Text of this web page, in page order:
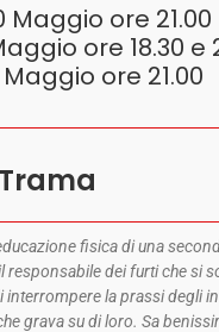
Maggio ore 21.00
ore 18.30 e
Maggio ore 21.00
Trama
fisica di una
responsabile dei furti che si
la prassi degli
grava su di loro. Sa